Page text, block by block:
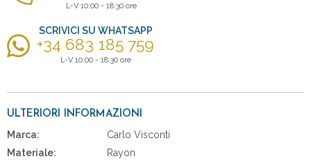
L-V 10:00 - 18:30 ore
SCRIVICI SU WHATSAPP
+34 683 185 759
L-V 10:00 - 18:30 ore
ULTERIORI INFORMAZIONI
Marca:
Carlo Visconti
Materiale:
Rayon